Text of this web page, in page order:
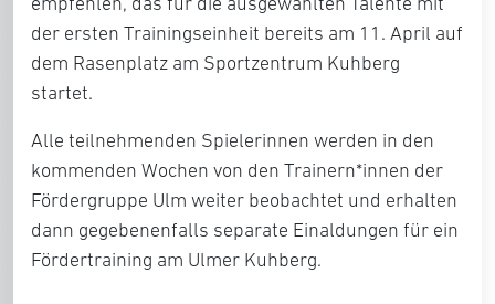
der ersten Trainingseinheit bereits am 11. April auf
dem Rasenplatz am Sportzentrum Kuhberg
startet.
Alle teilnehmenden Spielerinnen werden in den
kommenden Wochen von den Trainern*innen der
Fördergruppe Ulm weiter beobachtet und erhalten
dann gegebenenfalls separate Einaldungen für ein
Fördertraining am Ulmer Kuhberg.